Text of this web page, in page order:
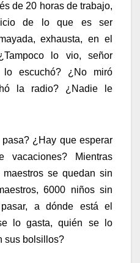
de 20 horas de trabajo,
de lo que es ser
exhausta, en el
lo vio, señor
lo escuchó? ¿No miró
la radio? ¿Nadie le
¿Hay que esperar
vacaciones? Mientras
se quedan sin
6000 niños sin
a dónde está el
lo gasta, quién se lo
sus bolsillos?